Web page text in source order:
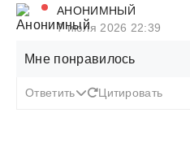
АНОНИМНЫЙ
7 июля 2026 22:39
Мне понравилось
Ответить Цитировать